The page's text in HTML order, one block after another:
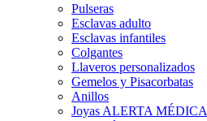
Pulseras
Esclavas adulto
Esclavas infantiles
Colgantes
Llaveros personalizados
Gemelos y Pisacorbatas
Anillos
Joyas ALERTA MÉDICA